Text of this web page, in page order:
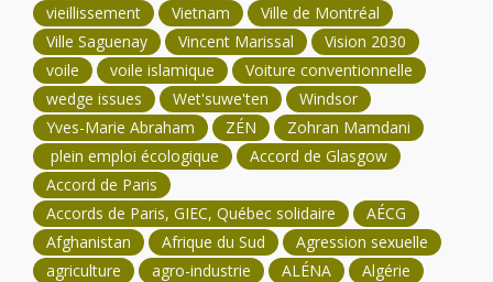
vieillissement
Vietnam
Ville de Montréal
Ville Saguenay
Vincent Marissal
Vision 2030
voile
voile islamique
Voiture conventionnelle
wedge issues
Wet'suwe'ten
Windsor
Yves-Marie Abraham
ZÉN
Zohran Mamdani
plein emploi écologique
Accord de Glasgow
Accord de Paris
Accords de Paris, GIEC, Québec solidaire
AÉCG
Afghanistan
Afrique du Sud
Agression sexuelle
agriculture
agro-industrie ALÉNA
Algérie